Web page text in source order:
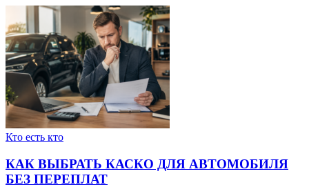
Кто есть кто
КАК ВЫБРАТЬ КАСКО ДЛЯ АВТОМОБИЛЯ
БЕЗ ПЕРЕПЛАТ